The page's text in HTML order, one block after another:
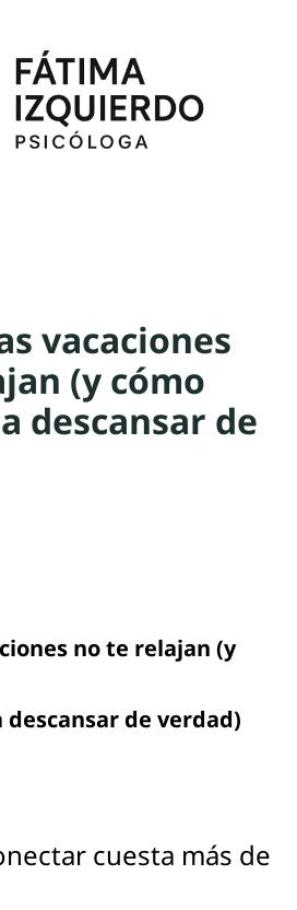
vacaciones
(y cómo
descansar de
no te relajan (y
descansar de verdad)
cuesta más de